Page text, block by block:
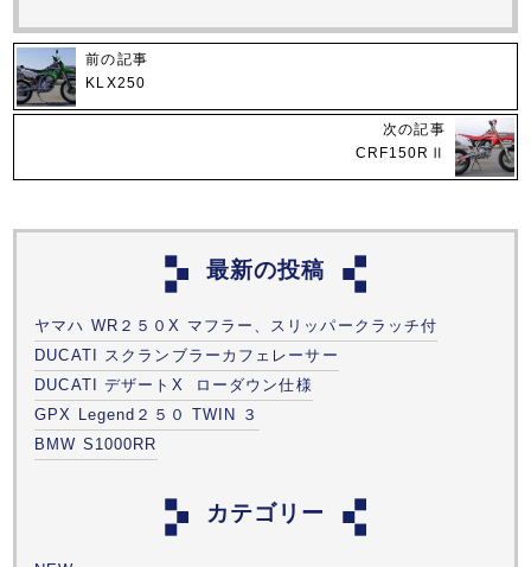
前の記事
KLX250
次の記事
CRF150RⅡ
最新の投稿
ヤマハ WR２５０X マフラー、スリッパークラッチ付
DUCATI スクランブラーカフェレーサー
DUCATI デザートX ローダウン仕様
GPX Legend２５０ TWIN ３
BMW S1000RR
カテゴリー